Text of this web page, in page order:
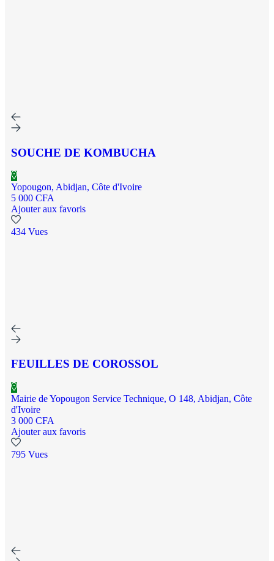
SOUCHE DE KOMBUCHA
Yopougon, Abidjan, Côte d'Ivoire
5 000 CFA
Ajouter aux favoris
434 Vues
FEUILLES DE COROSSOL
Mairie de Yopougon Service Technique, O 148, Abidjan, Côte
d'Ivoire
3 000 CFA
Ajouter aux favoris
795 Vues